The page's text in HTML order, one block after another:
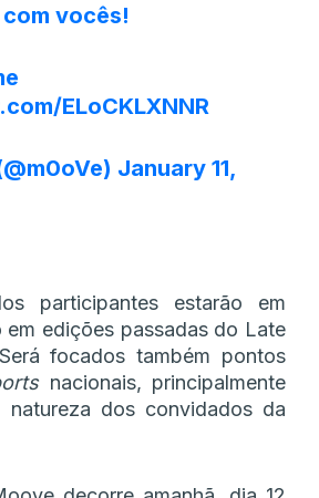
vocês!
ELoCKLXNNR
January 11,
participantes estarão em
em edições passadas do Late
focados também pontos
nacionais, principalmente
natureza dos convidados da